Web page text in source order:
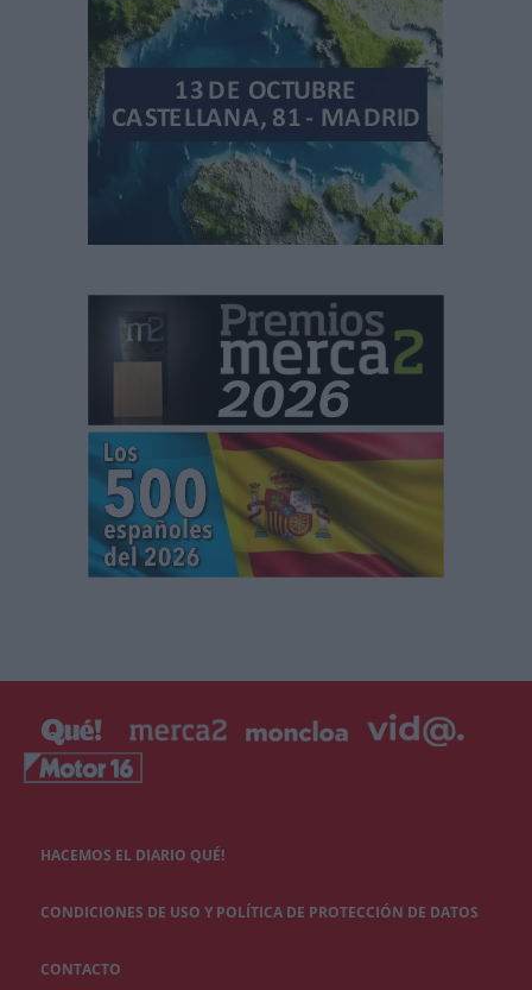
HACEMOS EL DIARIO QUÉ!
CONDICIONES DE USO Y POLÍTICA DE PROTECCIÓN DE DATOS
CONTACTO